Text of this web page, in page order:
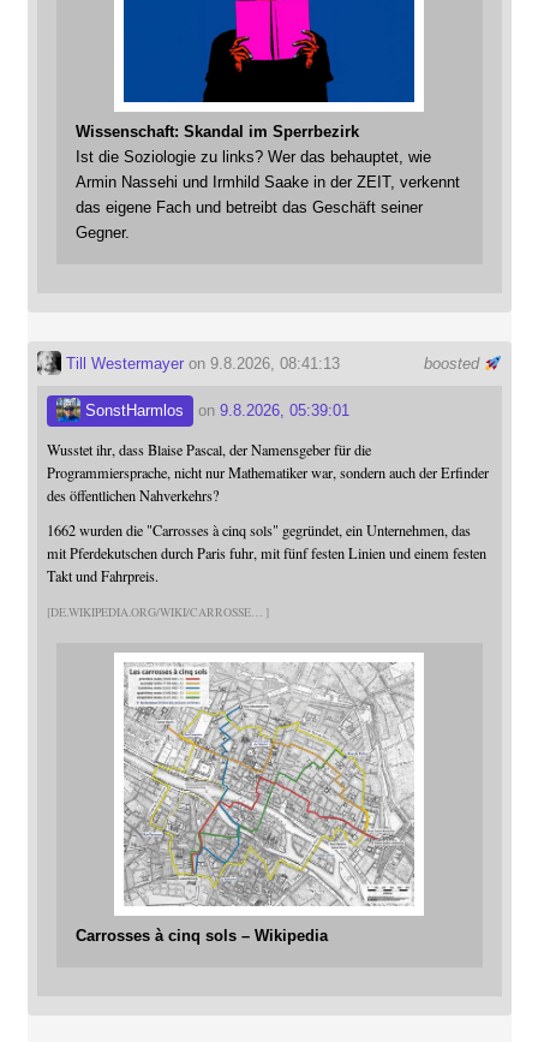
Wissenschaft: Skandal im Sperrbezirk
Ist die Soziologie zu links? Wer das behauptet, wie
Armin Nassehi und Irmhild Saake in der ZEIT, verkennt
das eigene Fach und betreibt das Geschäft seiner
Gegner.
boosted
Till Westermayeron 9.8.2026, 08:41:13
SonstHarmlos on 9.8.2026, 05:39:01
Wusstet ihr, dass Blaise Pascal, der Namensgeber für die
Programmiersprache, nicht nur Mathematiker war, sondern auch der Erfinder
des öffentlichen Nahverkehrs?
1662 wurden die "Carrosses à cinq sols" gegründet, ein Unternehmen, das
mit Pferdekutschen durch Paris fuhr, mit fünf festen Linien und einem festen
Takt und Fahrpreis.
DE.WIKIPEDIA.ORG/WIKI/CARROSSE
Carrosses à cinq sols – Wikipedia